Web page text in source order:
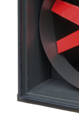
Lighting
Equipment
Complete
material for